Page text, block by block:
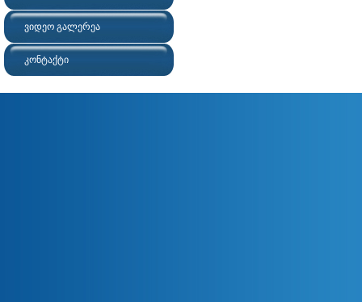
ვიდეო გალერეა
კონტაქტი